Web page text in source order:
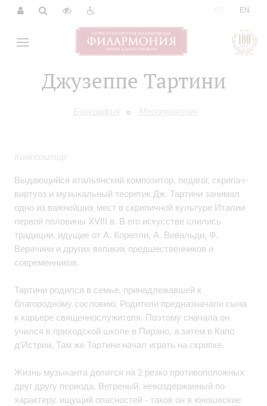
EN
Джузеппе Тартини
Биография Мероприятия
Композитор
Выдающийся итальянский композитор, педагог, скрипач-
виртуоз и музыкальный теоретик Дж. Тартини занимал
одно из важнейших мест в скрипичной культуре Италии
первой половины XVIII в. В его искусстве слились
традиции, идущие от А. Корелли, А. Вивальди, Ф.
Верачини и других великих предшественников и
современников.
Тартини родился в семье, принадлежавшей к
благородному сословию. Родители предназначали сына
к карьере священнослужителя. Поэтому сначала он
учился в приходской школе в Пирано, а затем в Капо
д'Истрии. Там же Тартини начал играть на скрипке.
Жизнь музыканта делится на 2 резко противоположных
друг другу периода. Ветреный, невоздержанный по
характеру, ищущий опасностей - таков он в юношеские